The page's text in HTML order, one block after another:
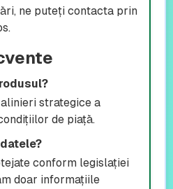
ne puteți contacta prin
strategice a
de piață.
conform legislației
doar informațiile